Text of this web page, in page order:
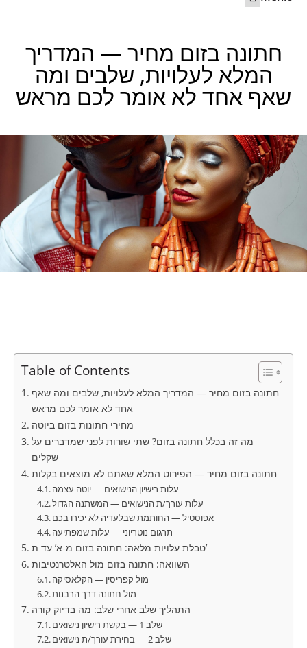
חתונה בזום מחיר — המדריך
המלא לעלויות, שלבים ומה
שאף אחד לא אומר לכם מראש
Table of Contents
חתונה בזום מחיר — המדריך המלא לעלויות, שלבים ומה שאף
אחד לא אומר לכם מראש
מחירי חתונות בזום ביוטה
מה זה בכלל חתונה בזום? שתי שורות לפני שמדברים על
שקלים
חתונה בזום מחיר — הפירוט המלא שאתם לא מוצאים בקלות
עלות רישיון הנישואים — יוטה עצמה
עלות עורך/ת הנישואים — המשתנה הגדול
אפוסטיל — החותמת שבלעדיה לא יכירו בכם
תרגום נוטריוני — עלות שמפתיעה
השוואה: חתונה בזום מול האלטרנטיבות
מול קפריסין — הקלאסיקה
מול חתונה דרך הרבנות
התהליך שלב אחרי שלב: מה בדיוק קורה
שלב 1 — בקשת רישיון נישואים
שלב 2 — בחירת עורך/ת נישואים